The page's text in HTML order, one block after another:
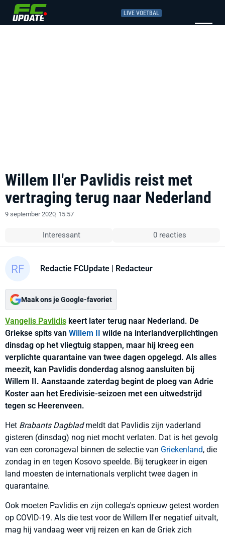
LIVE VOETBAL
Willem II'er Pavlidis reist met
vertraging terug naar Nederland
9 september 2020, 15:57
Interessant 0 reacties
Redactie FCUpdate | Redacteur
Maak ons je Google-favoriet
Vangelis Pavlidis keert later terug naar Nederland. De
Griekse spits van Willem II wilde na interlandverplichtingen
dinsdag op het vliegtuig stappen, maar hij kreeg een
verplichte quarantaine van twee dagen opgelegd. Als alles
meezit, kan Pavlidis donderdag alsnog aansluiten bij
Willem II. Aanstaande zaterdag begint de ploeg van Adrie
Koster aan het Eredivisie-seizoen met een uitwedstrijd
tegen sc Heerenveen.
Het Brabants Dagbladmeldt dat Pavlidis zijn vaderland
gisteren (dinsdag) nog niet mocht verlaten. Dat is het gevolg
van een coronageval binnen de selectie van Griekenland, die
zondag in en tegen Kosovo speelde. Bij terugkeer in eigen
land moesten de internationals verplicht twee dagen in
quarantaine.
Ook moeten Pavlidis en zijn collega's opnieuw getest worden
op COVID-19. Als die test voor de Willem II'er negatief uitvalt,
mag hij vandaag weer vrij reizen en kan de Griek zich